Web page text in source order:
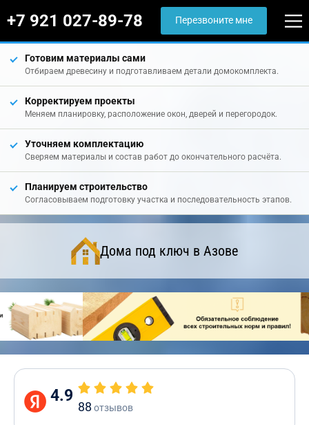
+7 921 027-89-78 Перезвоните мне
Готовим материалы сами
Отбираем древесину и подготавливаем детали домокомплекта.
Корректируем проекты
Меняем планировку, расположение окон, дверей и перегородок.
Уточняем комплектацию
Сверяем материалы и состав работ до окончательного расчёта.
Планируем строительство
Согласовываем подготовку участка и последовательность этапов.
Дома под ключ в Азове
4.9
88 отзывов